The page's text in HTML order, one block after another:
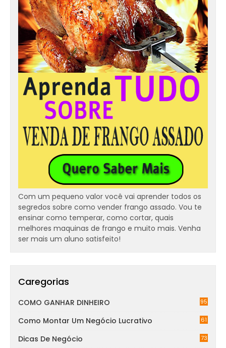
Com um pequeno valor você vai aprender todos os
segredos sobre como vender frango assado. Vou te
ensinar como temperar, como cortar, quais
melhores maquinas de frango e muito mais. Venha
ser mais um aluno satisfeito!
Caregorias
COMO GANHAR DINHEIRO 95
Como Montar Um Negócio Lucrativo 61
Dicas De Negócio 73